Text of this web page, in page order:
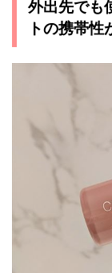
外出先でも
トの携帯性